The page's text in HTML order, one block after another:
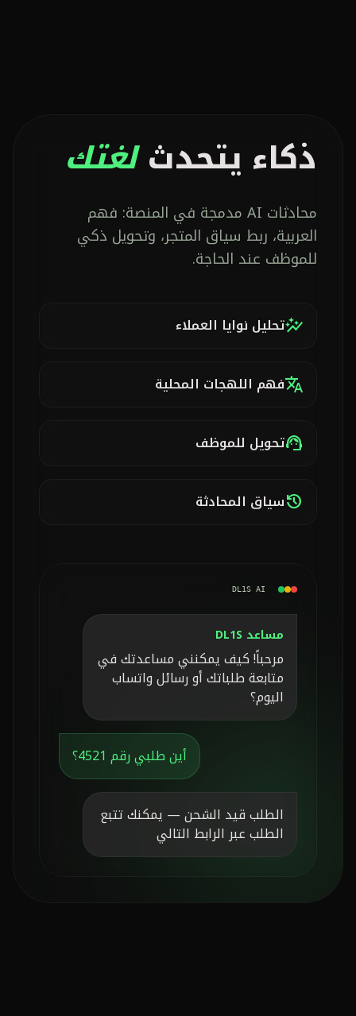
DL1S AI
مساعد DL1S
مرحباً! كيف يمكنني مساعدتك في
متابعة طلباتك أو رسائل واتساب
اليوم؟
أين طلبي رقم 4521؟
الطلب قيد الشحن — يمكنك تتبع
الطلب عبر الرابط التالي
ذكاء يتحدثلغتك
محادثات AI مدمجة في المنصة: فهم
العربية، ربط سياق المتجر، وتحويل ذكي
للموظف عند الحاجة.
auto_graphتحليل نوايا العملاء
translateفهم اللهجات المحلية
support_agentتحويل للموظف
historyسياق المحادثة